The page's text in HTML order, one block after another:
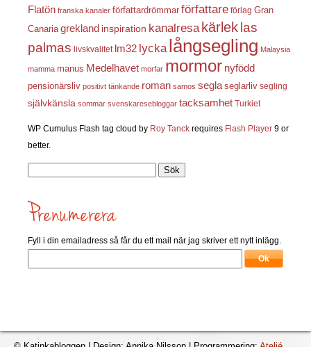
Flatön franska kanaler författardrömmar författare förlag Gran
Canaria grekland inspiration kanalresa kärleklas
palmas livskvalitet lm32 lycka långsegling Malaysia
mamma manus Medelhavet morfar mormor nyfödd
pensionärsliv positivt tänkande roman samos segla seglarliv segling
självkänsla sommar svenskaresebloggar tacksamhet Turkiet
WP Cumulus Flash tag cloud by Roy Tanck requires Flash Player 9 or
better.
Fyll i din emailadress så får du ett mail när jag skriver ett nytt inlägg.